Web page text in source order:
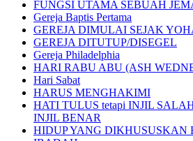
FUNGSI UTAMA SEBUAH
Gereja Baptis Pertama
GEREJA DIMULAI SEJAK
GEREJA DITUTUP/DISEGEL
Gereja Philadelphia
HARI RABU ABU (ASH
Hari Sabat
HARUS MENGHAKIMI
HATI TULUS tetapi INJIL
INJIL BENAR
HIDUP YANG DIKHUSUSKAN